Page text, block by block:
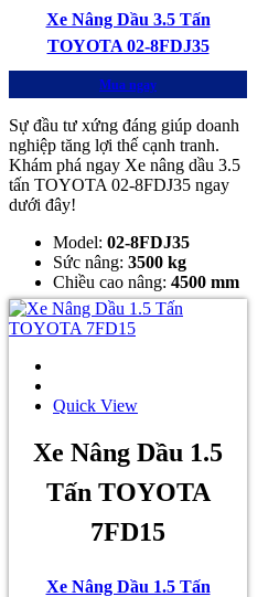
Xe Nâng Dầu 3.5 Tấn
TOYOTA 02-8FDJ35
Mua ngay
Sự đầu tư xứng đáng giúp doanh
nghiệp tăng lợi thế cạnh tranh.
Khám phá ngay Xe nâng dầu 3.5
tấn TOYOTA 02-8FDJ35 ngay
dưới đây!
Model: 02-8FDJ35
Sức nâng: 3500 kg
Chiều cao nâng: 4500 mm
Quick View
Xe Nâng Dầu 1.5
Tấn TOYOTA
7FD15
Xe Nâng Dầu 1.5 Tấn